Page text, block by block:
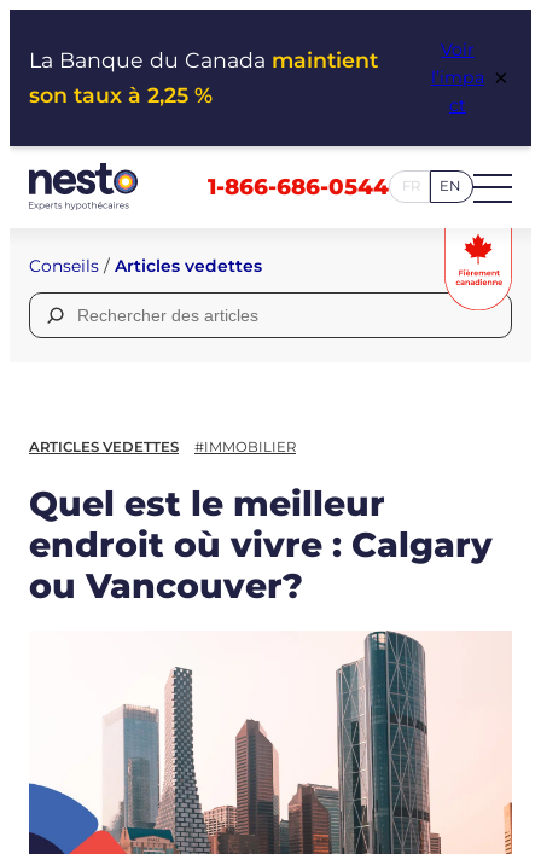
La Banque du Canada maintient
son taux à 2,25 %
Voir
l’impa
ct
×
1-866-686-0544 FR EN
Conseils / Articles vedettes
Rechercher :
ARTICLES VEDETTES #IMMOBILIER
Quel est le meilleur
endroit où vivre : Calgary
ou Vancouver?